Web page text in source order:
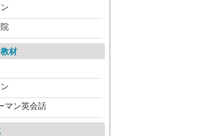
材
マン英会話